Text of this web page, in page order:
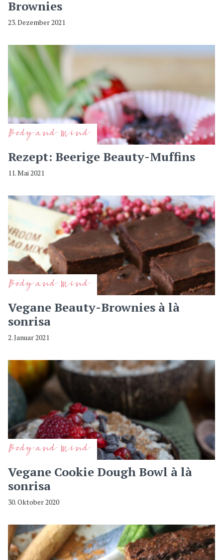
Brownies
23. Dezember 2021
Body and Mind
Rezept: Beerige Beauty-Muffins
11. Mai 2021
Body and Mind
Vegane Beauty-Brownies à là
sonrisa
2. Januar 2021
Body and Mind
Vegane Cookie Dough Bowl à là
sonrisa
30. Oktober 2020